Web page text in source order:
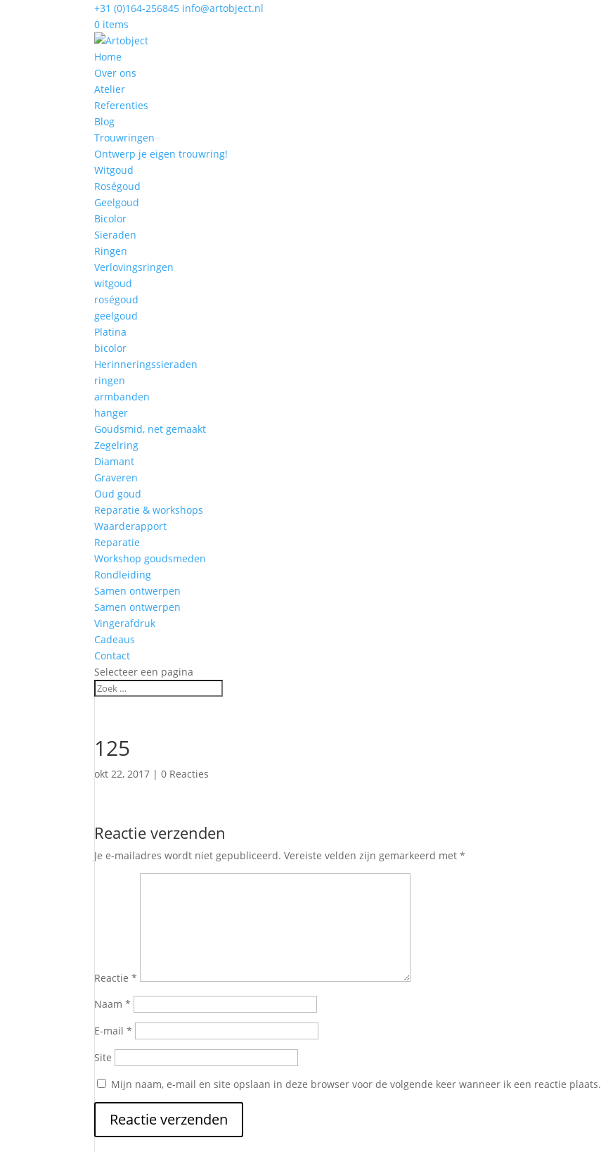
+31 (0)164-256845 info@artobject.nl
0 items
Home
Over ons
Atelier
Referenties
Blog
Trouwringen
Ontwerp je eigen trouwring!
Witgoud
Roségoud
Geelgoud
Bicolor
Sieraden
Ringen
Verlovingsringen
witgoud
roségoud
geelgoud
Platina
bicolor
Herinneringssieraden
ringen
armbanden
hanger
Goudsmid, net gemaakt
Zegelring
Diamant
Graveren
Oud goud
Reparatie & workshops
Waarderapport
Reparatie
Workshop goudsmeden
Rondleiding
Samen ontwerpen
Samen ontwerpen
Vingerafdruk
Cadeaus
Contact
Selecteer een pagina
125
okt 22, 2017 |0 Reacties
Reactie verzenden
Je e-mailadres wordt niet gepubliceerd. Vereiste velden zijn gemarkeerd met*
Reactie*
Naam*
E-mail*
Site
Mijn naam, e-mail en site opslaan in deze browser voor de volgende keer wanneer ik een reactie plaats.